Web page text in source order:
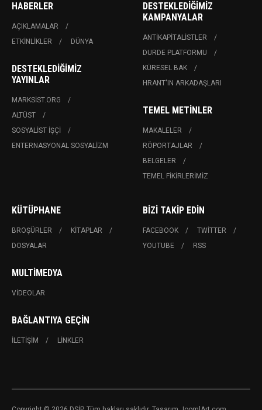
HABERLER
AÇIKLAMALAR
ETKINLIKLER
DÜNYA
DESTEKLEDIĞIMIZ
YAYINLAR
MARKSIST.ORG
ALTÜST
SOSYALIST İŞÇI
ENTERNASYONAL SOSYALIZM
DESTEKLEDIĞIMIZ
KAMPANYALAR
ANTIKAPITALISTLER
DURDE PLATFORMU
KÜRESEL BAK
HRANT'IN ARKADAŞLARI
TEMEL METINLER
MAKALELER
RÖPORTAJLAR
BELGELER
TEMEL FIKIRLERIMIZ
KÜTÜPHANE
BROŞÜRLER
KITAPLAR
DOSYALAR
MULTIMEDYA
VIDEOLAR
BAĞLANTIYA GEÇIN
İLETIŞIM LINKLER
BIZI TAKIP EDIN
FACEBOOK
TWITTER
YOUTUBE
RSS